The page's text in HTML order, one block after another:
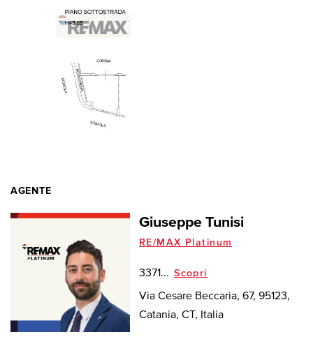
AGENTE
Giuseppe Tunisi
RE/MAX Platinum
3371... Scopri
Via Cesare Beccaria, 67, 95123,
Catania, CT, Italia